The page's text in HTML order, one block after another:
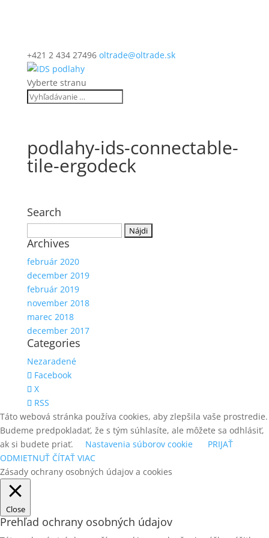
+421 2 434 27496 oltrade@oltrade.sk
Vyberte stranu
podlahy-ids-connectable-
tile-ergodeck
Search
Archives
február 2020
december 2019
február 2019
november 2018
marec 2018
december 2017
Categories
Nezaradené
Facebook
X
RSS
Táto webová stránka používa cookies, aby zlepšila vaše prostredie.
Budeme predpokladať, že s tým súhlasíte, ale môžete sa odhlásiť,
ak si budete priať.
Nastavenia súborov cookie
PRIJAŤ
ODMIETNUŤ ČÍTAŤ VIAC
Zásady ochrany osobných údajov a cookies
Close
Prehľad ochrany osobných údajov